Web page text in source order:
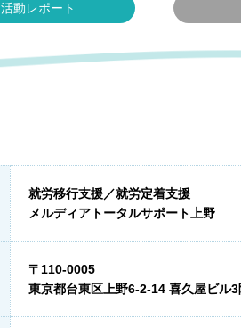
活動レポート
就労移行支援／就労定着支援
メルディアトータルサポート上野
〒110-0005
東京都台東区上野6-2-14 喜久屋ビル3